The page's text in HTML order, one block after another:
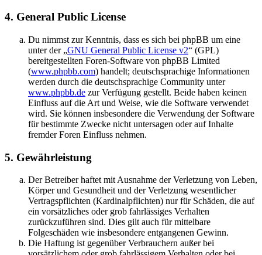
4. General Public License
Du nimmst zur Kenntnis, dass es sich bei phpBB um eine
unter der „GNU General Public License v2“ (GPL)
bereitgestellten Foren-Software von phpBB Limited
(www.phpbb.com) handelt; deutschsprachige Informationen
werden durch die deutschsprachige Community unter
www.phpbb.de zur Verfügung gestellt. Beide haben keinen
Einfluss auf die Art und Weise, wie die Software verwendet
wird. Sie können insbesondere die Verwendung der Software
für bestimmte Zwecke nicht untersagen oder auf Inhalte
fremder Foren Einfluss nehmen.
5. Gewährleistung
Der Betreiber haftet mit Ausnahme der Verletzung von Leben,
Körper und Gesundheit und der Verletzung wesentlicher
Vertragspflichten (Kardinalpflichten) nur für Schäden, die auf
ein vorsätzliches oder grob fahrlässiges Verhalten
zurückzuführen sind. Dies gilt auch für mittelbare
Folgeschäden wie insbesondere entgangenen Gewinn.
Die Haftung ist gegenüber Verbrauchern außer bei